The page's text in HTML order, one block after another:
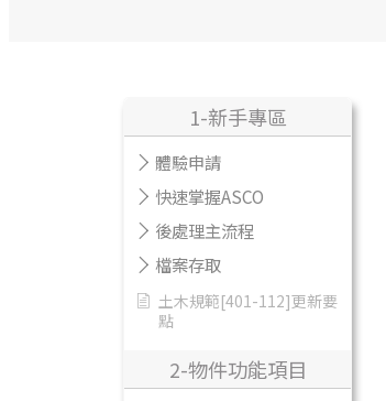
1-新手專區
體驗申請
快速掌握ASCO
後處理主流程
檔案存取
土木規範[401-112]更新要
點
2-物件功能項目